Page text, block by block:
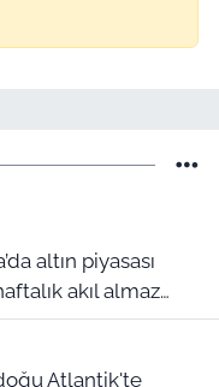
akıl almaz
belli oldu